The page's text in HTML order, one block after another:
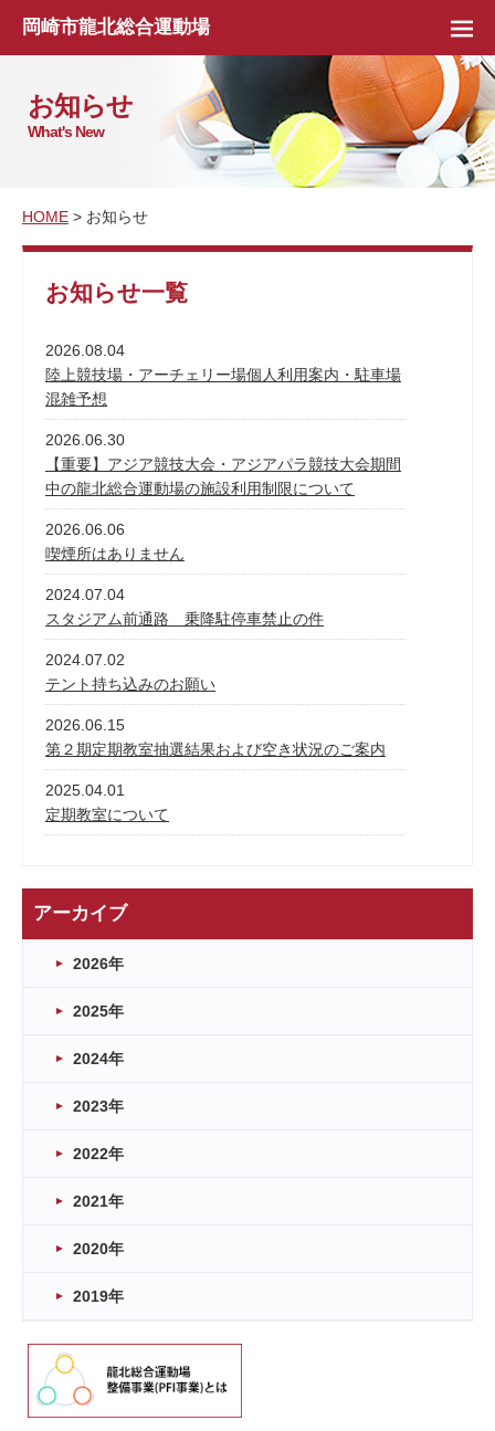
岡崎市龍北総合運動場
お知らせ
What's New
HOME > お知らせ
お知らせ一覧
2026.08.04
陸上競技場・アーチェリー場個人利用案内・駐車場
混雑予想
2026.06.30
【重要】アジア競技大会・アジアパラ競技大会期間
中の龍北総合運動場の施設利用制限について
2026.06.06
喫煙所はありません
2024.07.04
スタジアム前通路 乗降駐停車禁止の件
2024.07.02
テント持ち込みのお願い
2026.06.15
第２期定期教室抽選結果および空き状況のご案内
2025.04.01
定期教室について
アーカイブ
2026年
2025年
2024年
2023年
2022年
2021年
2020年
2019年